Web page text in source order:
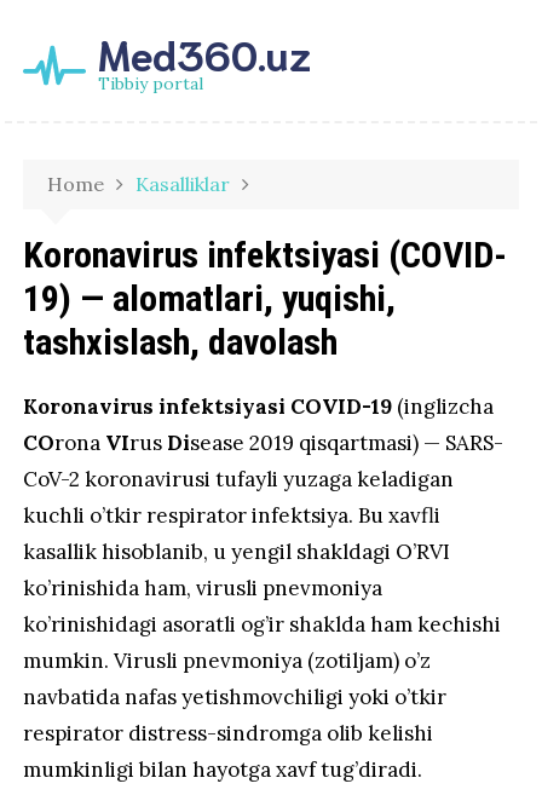
Med360.uz
Tibbiy portal
Home Kasalliklar
Koronavirus infektsiyasi (COVID-
19) — alomatlari, yuqishi,
tashxislash, davolash
Koronavirus infektsiyasi COVID-19 (inglizcha
COrona VIrus Disease 2019 qisqartmasi) — SARS-
CoV-2 koronavirusi tufayli yuzaga keladigan
kuchli o’tkir respirator infektsiya. Bu xavfli
kasallik hisoblanib, u yengil shakldagi O’RVI
ko’rinishida ham, virusli pnevmoniya
ko’rinishidagi asoratli og’ir shaklda ham kechishi
mumkin. Virusli pnevmoniya (zotiljam) o’z
navbatida nafas yetishmovchiligi yoki o’tkir
respirator distress-sindromga olib kelishi
mumkinligi bilan hayotga xavf tug’diradi.